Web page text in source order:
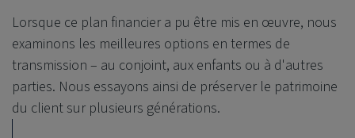
Lorsque ce plan financier a pu être mis en œuvre, nous
examinons les meilleures options en termes de
transmission – au conjoint, aux enfants ou à d'autres
parties. Nous essayons ainsi de préserver le patrimoine
du client sur plusieurs générations.